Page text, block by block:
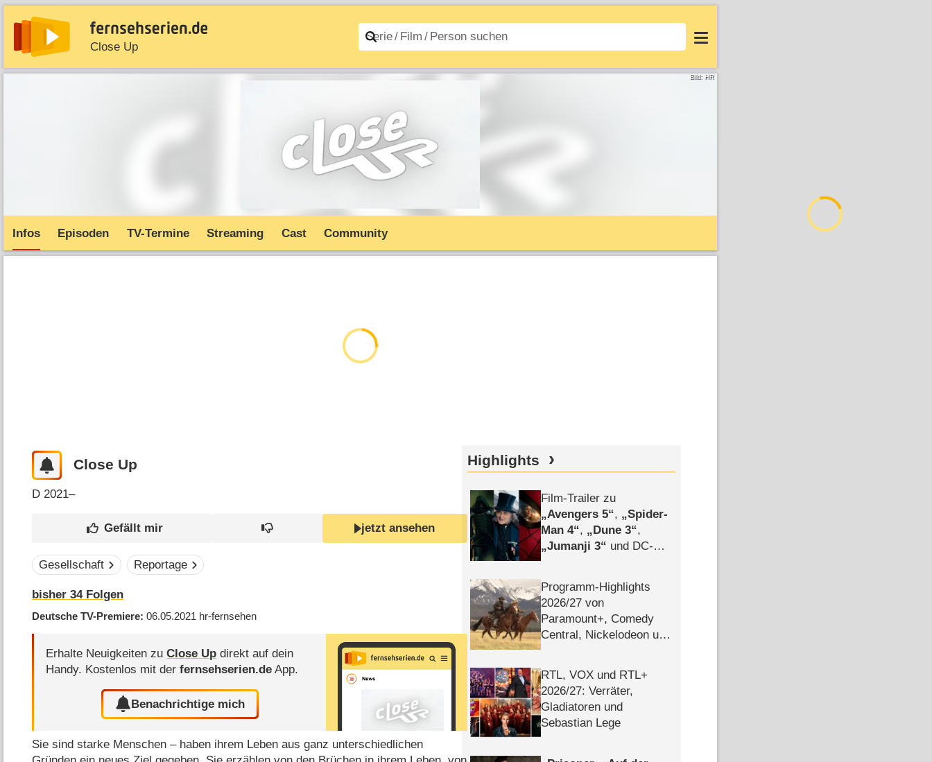
Close Up
News Entdecken Streaming Filme A–Z Login
Bild: HR
Infos Episoden TV-Termine Streaming Cast Community
Close Up
D 2021–
jetzt ansehen
Gesellschaft Reportage
bisher34Folgen
Deutsche TV-Premiere 06.05.2021 hr-fernsehen
Erhalte Neuigkeiten zuClose Up direkt auf dein
Handy. Kostenlos mit derfernsehserien.de App.
Benachrichtige mich
Sie sind starke Menschen – haben ihrem Leben aus ganz unterschiedlichen
Highlights
Film-Trailer zu
Avengers 5 ,
Spider-
Man 4 , Dune 3 ,
Jumanji 3
und DC-
Programm-Highlights
2026/​27 von
Paramount+, Comedy
Central, Nickelodeon und
RTL, VOX und RTL+
2026/​27: Verräter,
Gladiatoren und
Sebastian Lege